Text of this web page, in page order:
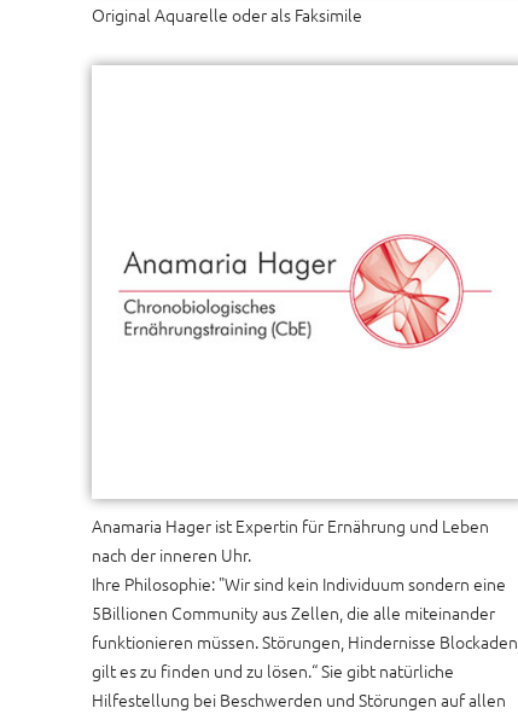
Original Aquarelle oder als Faksimile
Anamaria Hager ist Expertin für Ernährung und Leben
nach der inneren Uhr.
Ihre Philosophie: "Wir sind kein Individuum sondern eine
5Billionen Community aus Zellen, die alle miteinander
funktionieren müssen. Störungen, Hindernisse Blockaden
gilt es zu finden und zu lösen.“ Sie gibt natürliche
Hilfestellung bei Beschwerden und Störungen auf allen